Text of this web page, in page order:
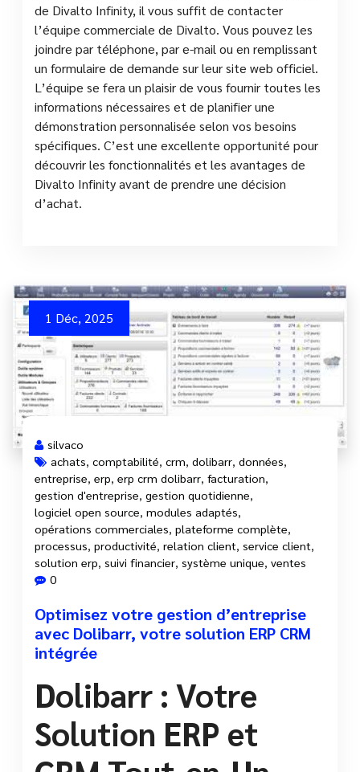
de Divalto Infinity, il vous suffit de contacter
l’équipe commerciale de Divalto. Vous pouvez les
joindre par téléphone, par e-mail ou en remplissant
un formulaire de demande sur leur site web officiel.
L’équipe se fera un plaisir de vous fournir toutes les
informations nécessaires et de planifier une
démonstration personnalisée selon vos besoins
spécifiques. C’est une excellente opportunité pour
découvrir les fonctionnalités et les avantages de
Divalto Infinity avant de prendre une décision
d’achat.
1 Déc, 2025
silvaco
achats, comptabilité, crm, dolibarr, données,
entreprise, erp, erp crm dolibarr, facturation,
gestion d'entreprise, gestion quotidienne,
logiciel open source, modules adaptés,
opérations commerciales, plateforme complète,
processus, productivité, relation client, service client,
solution erp, suivi financier, système unique, ventes
0
Optimisez votre gestion d’entreprise
avec Dolibarr, votre solution ERP CRM
intégrée
Dolibarr : Votre
Solution ERP et